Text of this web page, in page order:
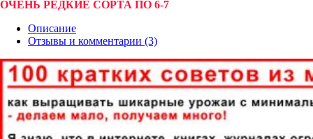
ОЧЕНЬ РЕДКИЕ СОРТА ПО 6-7
Описание
Отзывы и комментарии (3)